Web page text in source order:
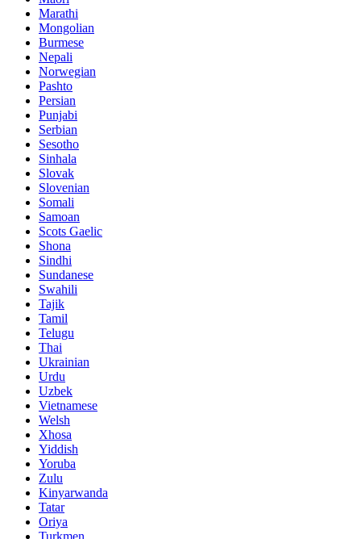
Marathi
Mongolian
Burmese
Nepali
Norwegian
Pashto
Persian
Punjabi
Serbian
Sesotho
Sinhala
Slovak
Slovenian
Somali
Samoan
Scots Gaelic
Shona
Sindhi
Sundanese
Swahili
Tajik
Tamil
Telugu
Thai
Ukrainian
Urdu
Uzbek
Vietnamese
Welsh
Xhosa
Yiddish
Yoruba
Zulu
Kinyarwanda
Tatar
Oriya
Turkmen